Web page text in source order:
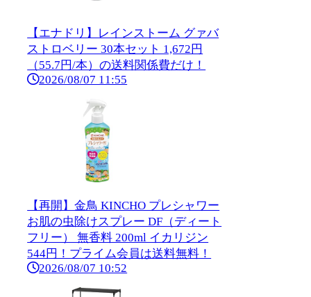
【エナドリ】レインストーム グァバ
ストロベリー 30本セット 1,672円
（55.7円/本）の送料関係費だけ！
2026/08/07 11:55
【再開】金鳥 KINCHO プレシャワー
お肌の虫除けスプレー DF（ディート
フリー） 無香料 200ml イカリジン
544円！プライム会員は送料無料！
2026/08/07 10:52